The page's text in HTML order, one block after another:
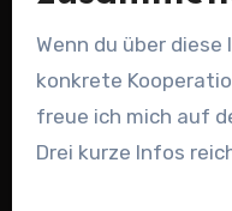
Wenn du über diese
konkrete
freue ich mich auf
Drei kurze Infos